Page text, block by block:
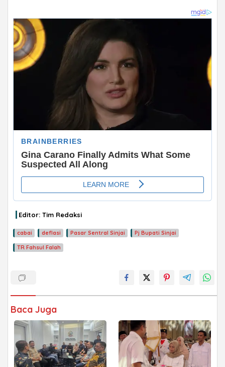
Editor: Tim Redaksi
cabai deflasi Pasar Sentral Sinjai Pj Bupati Sinjai
TR Fahsul Falah
Baca Juga